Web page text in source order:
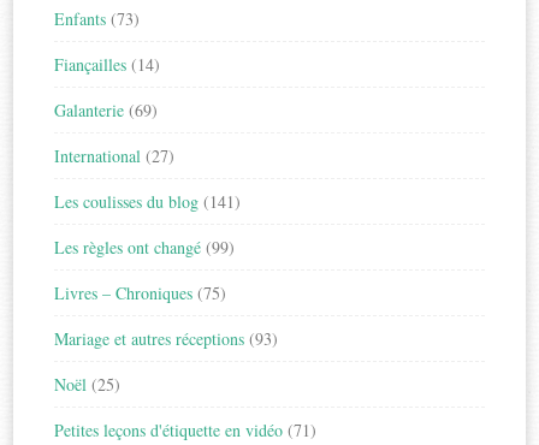
Enfants (73)
Fiançailles (14)
Galanterie (69)
International (27)
Les coulisses du blog (141)
Les règles ont changé (99)
Livres – Chroniques (75)
Mariage et autres réceptions (93)
Noël (25)
Petites leçons d'étiquette en vidéo (71)